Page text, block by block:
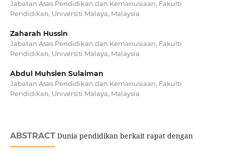
Jabatan Asas Pendidikan dan Kemanusiaan, Fakulti
Pendidikan, Universiti Malaya, Malaysia
Zaharah Hussin
Jabatan Asas Pendidikan dan Kemanusiaan, Fakulti
Pendidikan, Universiti Malaya, Malaysia
Abdul Muhsien Sulaiman
Jabatan Asas Pendidikan dan Kemanusiaan, Fakulti
Pendidikan, Universiti Malaya, Malaysia
ABSTRACTDunia pendidikan berkait rapat dengan